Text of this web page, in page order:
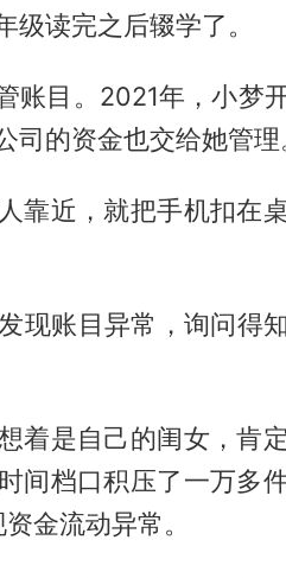
读完之后辍学了。
账目。2021年，小梦
司的资金也交给她管理
靠近，就把手机扣在
现账目异常，询问得
着是自己的闺女，肯
间档口积压了一万多
金流动异常。